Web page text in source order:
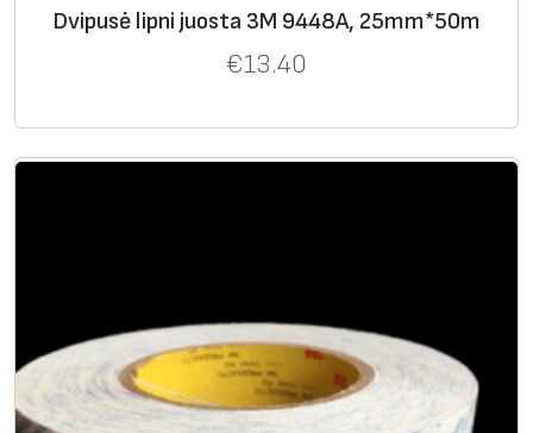
Dvipusė lipni juosta 3M 9448A, 25mm*50m
€13.40